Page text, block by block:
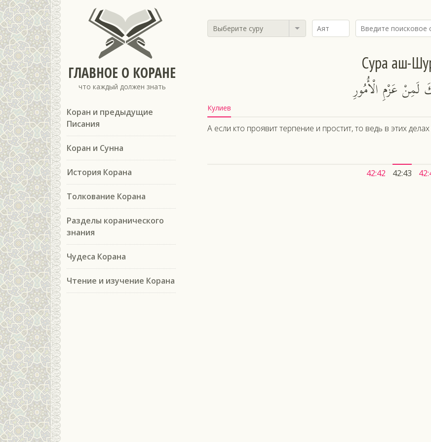
ГЛАВНОЕ О КОРАНЕ
что каждый должен знать
Коран и предыдущие
Писания
Коран и Сунна
История Корана
Толкование Корана
Разделы коранического
знания
Чудеса Корана
Чтение и изучение Корана
Выберите суру
Сура аш-
عَزْمِ الْأُمُورِ
Кулиев
А если кто проявит терпение и простит, то ведь в этих
42:42 42:43